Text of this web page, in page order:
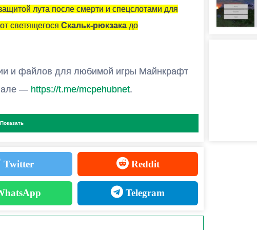
лута после смерти и спецслотами для
светящегося Скальк-рюкзака до
и файлов для любимой игры Майнкрафт
— https://t.me/mcpehubnet.
других модов?
Показать
карты и установить на неё эту модификацию.
Twitter Reddit
Telegram